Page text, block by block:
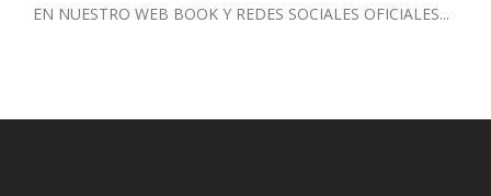
EN NUESTRO WEB BOOK Y REDES SOCIALES OFICIALES...